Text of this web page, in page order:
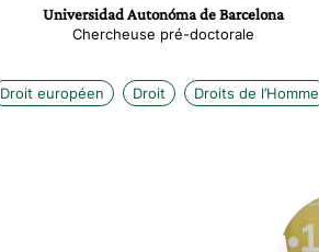
Universidad Autonóma de Barcelona
Chercheuse pré-doctorale
Droit européen Droit Droits de l’Homme